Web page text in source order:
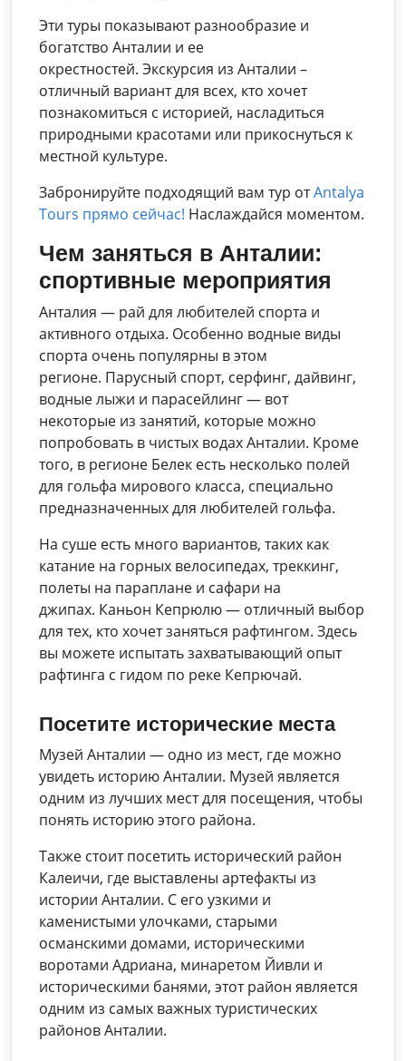
Эти туры показывают разнообразие и
богатство Анталии и ее
окрестностей. Экскурсия из Анталии –
отличный вариант для всех, кто хочет
познакомиться с историей, насладиться
природными красотами или прикоснуться к
местной культуре.
Забронируйте подходящий вам тур отAntalya
Tours прямо сейчас! Наслаждайся моментом.
Чем заняться в Анталии:
спортивные мероприятия
Анталия — рай для любителей спорта и
активного отдыха. Особенно водные виды
спорта очень популярны в этом
регионе. Парусный спорт, серфинг, дайвинг,
водные лыжи и парасейлинг — вот
некоторые из занятий, которые можно
попробовать в чистых водах Анталии. Кроме
того, в регионе Белек есть несколько полей
для гольфа мирового класса, специально
предназначенных для любителей гольфа.
На суше есть много вариантов, таких как
катание на горных велосипедах, треккинг,
полеты на параплане и сафари на
джипах. Каньон Кепрюлю — отличный выбор
для тех, кто хочет заняться рафтингом. Здесь
вы можете испытать захватывающий опыт
рафтинга с гидом по реке Кепрючай.
Посетите исторические места
Музей Анталии — одно из мест, где можно
увидеть историю Анталии. Музей является
одним из лучших мест для посещения, чтобы
понять историю этого района.
Также стоит посетить исторический район
Калеичи, где выставлены артефакты из
истории Анталии. С его узкими и
каменистыми улочками, старыми
османскими домами, историческими
воротами Адриана, минаретом Йивли и
историческими банями, этот район является
одним из самых важных туристических
районов Анталии.